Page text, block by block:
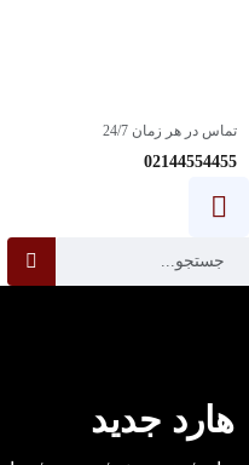
تماس در هر زمان 24/7
02144554455
هارد جدید